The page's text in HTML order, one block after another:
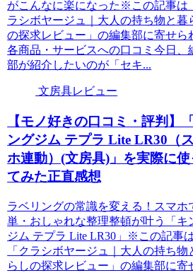
がこんなに楽になった※この記事は
ラシボヤージュ｜大人の持ち物と暮
の探求レビュー」の編集部に寄せら
各商品・サービスへの口コミ今日、
部が紹介したいのが「セキ...
文房具レビュー
【モノ好きの口コミ・評判】
ングジム テプラ Lite LR30（
ホ連動）(文房具)」を実際に使
てみた正直感想
ラベリングの常識を変える！スマホ
単・おしゃれな整理整頓が叶う「キ
ジム テプラ Lite LR30」※この記事
「クラシボヤージュ｜大人の持ち物
らしの探求レビュー」の編集部に寄